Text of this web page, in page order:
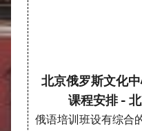
北京俄罗斯文化
课程安排 -
俄语培训班设有综合